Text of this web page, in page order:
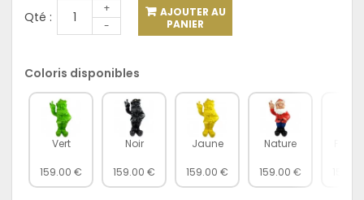
Qté :
+
-
AJOUTER AU
PANIER
Coloris disponibles
Vert
159.00 €
Noir
159.00 €
Jaune
159.00 €
Nature
159.00 €